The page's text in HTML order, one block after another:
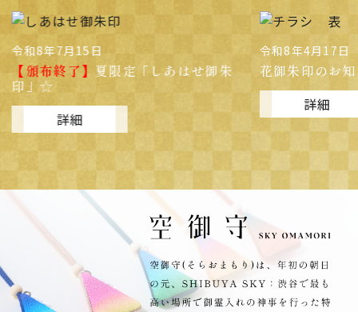
令和8年4月17日
花御朱印のお知らせ
詳細
令和8年1月1日
神さまをお
詳細